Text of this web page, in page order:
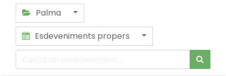
Palma
Esdeveniments propers